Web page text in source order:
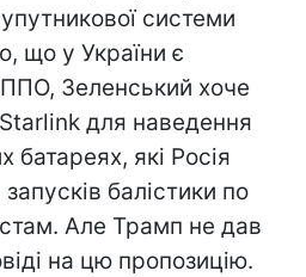
системи
що у України є
Зеленський хоче
для наведення
батареях, які Росія
балістики по
Але Трамп не дав
на цю пропозицію.